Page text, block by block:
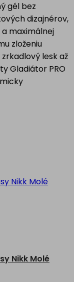
gél bez
dizajnérov,
maximálnej
zloženiu
lesk až
Gladiátor PRO
Nikk Molé